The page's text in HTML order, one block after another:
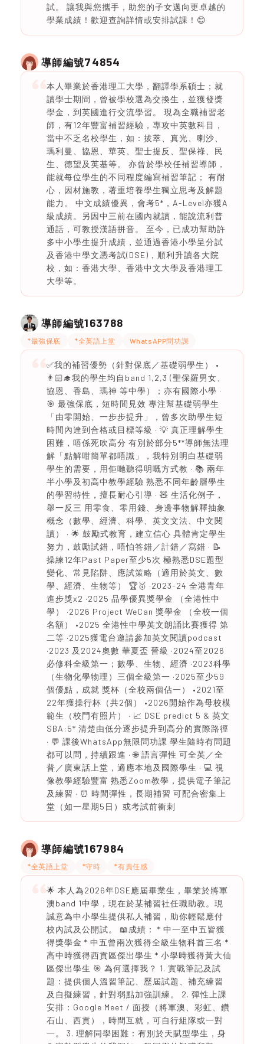
試。 讓我與您攜手，助您的子女邁向更卓越的
學業成績！歡迎查詢詳情或安排試課！😊
導師編號74854
本人畢業於香港理工大學，翻譯學系碩士；就
讀學士期間，曾被學校選為交換生，並獲發獎
學金，到英國進行交流學習。 現為全職補習老
師，有12年豐富補習經驗，專攻中英數科目，
當中不乏名校學生，如：拔萃、真光、喇沙、
瑪利曼、協恩、華英、聖士提反、聖保祿、民
生、德望及英基等。 亦曾於學校任補習導師，
能就每位學生的不同程度編寫補習筆記； 有耐
心，因材施教，著重培養學生獨立思考及解題
能力。 中文成績優異，會考5*，A-Level亦獲A
級成績。另因中三前在國內就讀，能說流利普
通話，可教授漢語拼音。 至今，已成功幫助許
多中小學生提升成績，並通過香港小學呈分試
及香港中學文憑考試(DSE)，順利升讀各大院
校，如：香港大學、香港中文大學及香港理工
大學等。
導師編號163788
*最強保底 *全英語上堂 WhatsAPP問功課
✅我的補習優勢（針對保底／基礎弱學生） •
👨🏻‍🎓我的學生均自band 1,2,3 (聖保羅男女、
協恩、香島、瑪神 等中學）；亦有國際小學 ·
🎯 最強保底，短時間見效 專注幫基礎弱學生
「由零開始、一步步提升」，曾多次助學生短
時間內達到合格或目標等級 · 💡 真正理解學生
困難，唔係死吹高分 有別於部分5**導師無法理
解「點解咁簡單都唔識」，我特別明白基礎弱
學生的需要，用佢哋聽得明嘅方式教 · 📚 兩年
半小學及初高中教學經驗 熟悉不同年齡層學生
的學習特性，擅長耐心引導 · 🧸 生活化例子，
舉一反三 用零食、零用錢、身邊事物解釋抽象
概念（數學、經濟、科學、英文文法、中文閱
讀） · 🌟 鼓勵式教育，建立信心 具體肯定學生
努力，鼓勵試錯，唔怕答錯／計錯／寫錯 · 📝
操練12年Past Paper至少5次 極熟悉DSE題型
變化、常見陷阱、應試策略（適用於英文、數
學、經濟、生物等） 🏆🥇 ·2023-24 全港青年
進步獎x2 ·2025 品學優異獎學金 （全港性中
學） ·2026 Project WeCan 獎學金 （全校一個
名額） •2025 全港性中學英文朗誦比賽獲得 第
二等 ·2025獲電台邀請參加英文閱讀podcast
·2023 及2024奧數 華夏盃 晉級 ·2024至2026
必修科全級第一；數學、生物、經濟 ·2023科學
（生物化學物理）三個全級第一 ·2025至少59
個優點，成就 獎杯（全校兩個佔一） •2021至
22年獲操行杯（共2個） •2026開始作為母校模
範生（校門有照片） · 📈 DSE predict 5 & 英文
SBA:5* 清楚由低分逐步提升到高分的實際路徑
· 💬 課後WhatsApp無限問功課 學生隨時有問題
都可以問，持續跟進 · 🌐 語言彈性 可全英／全
普／廣東話上堂，適應本地及國際學生 · 💻 視
像教學經驗豐富 熟悉Zoom教學，提供電子筆記
及練習 · ⏰ 時間彈性，長期補習 可配合密集上
堂（如一星期5日）或考試前衝刺
導師編號167984
*全英語上堂 *守時 *有責任感
🌟 本人為2026年DSE應屆畢業生，畢業於將軍
澳band 1中學，現在於某補習社任職助教。現
誠意為中小學生提供私人補習，助你輕鬆應付
校內試及公開試。 📖成績： * 中一至中五皆獲
得獎學金 * 中五曾兩次獲得全級生物科首三名 *
高中時獲得西貢區傑出學生 * 小學時獲得黃大仙
區傑出學生 🎯 為何選擇我？ 1. 實戰筆記及試
題：提供個人溫習筆記、歷屆試題、補充練習
及自擬練習，針對弱點加強訓練。 2. 彈性上課
安排：Google Meet / 面授（將軍澳、彩虹、鑽
石山、西貢），時間互就，可自行組隊或一對
一。 3. 理解同學困難：有別於天賦型學生，身